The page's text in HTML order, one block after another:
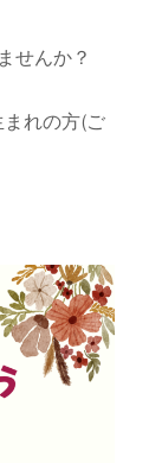
せんか？
れの方(ご